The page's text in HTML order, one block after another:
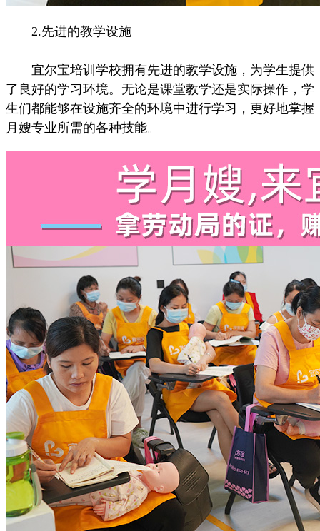
2.先进的教学设施
宜尔宝培训学校拥有先进的教学设施，为学生提供
了良好的学习环境。无论是课堂教学还是实际操作，学
生们都能够在设施齐全的环境中进行学习，更好地掌握
月嫂专业所需的各种技能。